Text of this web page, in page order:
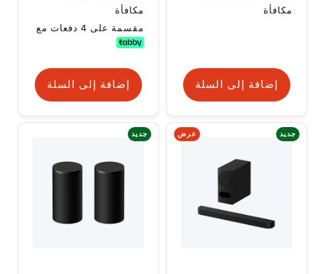
البيع
مكافأة
إضافة إلى السلة
العادي
مكافأة
مقسمة على 4 دفعات مع
إضافة إلى السلة
جديد عرض جديد